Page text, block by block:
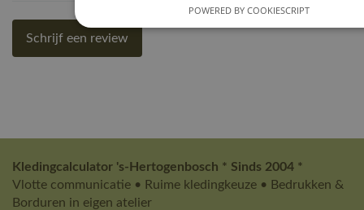
Schrijf een review
Kledingcalculator 's-Hertogenbosch * Sinds 2004 *
Vlotte communicatie • Ruime kledingkeuze • Bedrukken &
Borduren in eigen atelier
POWERED BY COOKIESCRIPT